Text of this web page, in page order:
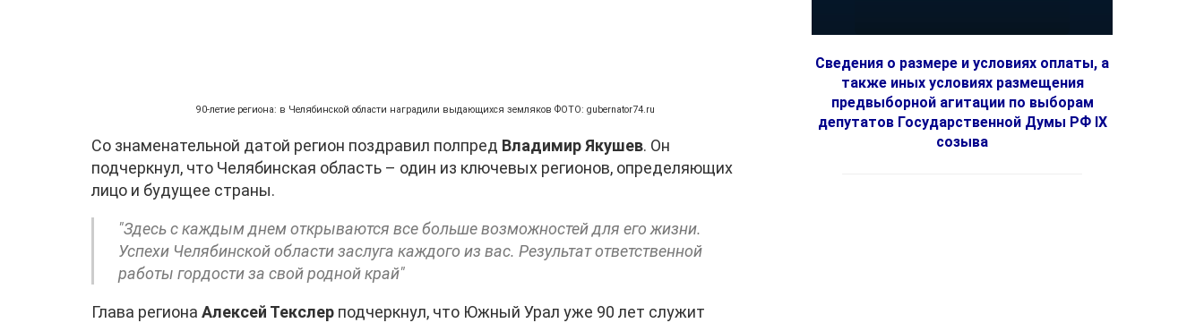
90-летие региона: в Челябинской области наградили выдающихся земляков ФОТО: gubernator74.ru
Со знаменательной датой регион поздравил полпред Владимир Якушев. Он
подчеркнул, что Челябинская область – один из ключевых регионов, определяющих
лицо и будущее страны.
"Здесь с каждым днем открываются все больше возможностей для его жизни.
Успехи Челябинской области заслуга каждого из вас. Результат ответственной
работы гордости за свой родной край"
Глава региона Алексей Текслер подчеркнул, что Южный Урал уже 90 лет служит
Сведения о размере и условиях оплаты, а
также иных условиях размещения
предвыборной агитации по выборам
депутатов Государственной Думы РФ IX
созыва